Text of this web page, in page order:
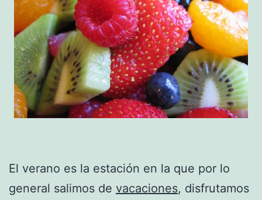
El verano es la estación en la que por lo
general salimos de vacaciones, disfrutamos